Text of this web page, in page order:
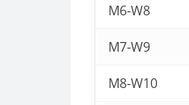
M6-W8
M7-W9
M8-W10